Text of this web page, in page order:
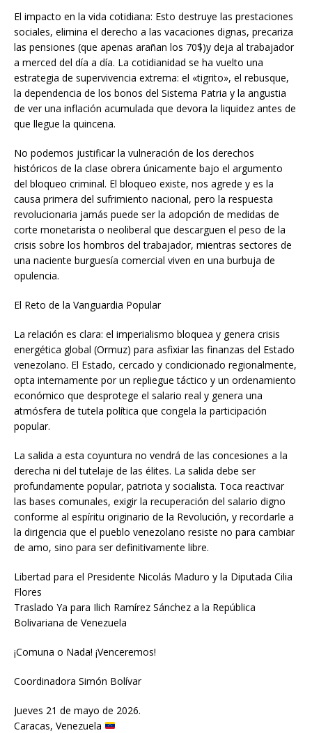
El impacto en la vida cotidiana: Esto destruye las prestaciones
sociales, elimina el derecho a las vacaciones dignas, precariza
las pensiones (que apenas arañan los 70$)y deja al trabajador
a merced del día a día. La cotidianidad se ha vuelto una
estrategia de supervivencia extrema: el «tigrito», el rebusque,
la dependencia de los bonos del Sistema Patria y la angustia
de ver una inflación acumulada que devora la liquidez antes de
que llegue la quincena.
No podemos justificar la vulneración de los derechos
históricos de la clase obrera únicamente bajo el argumento
del bloqueo criminal. El bloqueo existe, nos agrede y es la
causa primera del sufrimiento nacional, pero la respuesta
revolucionaria jamás puede ser la adopción de medidas de
corte monetarista o neoliberal que descarguen el peso de la
crisis sobre los hombros del trabajador, mientras sectores de
una naciente burguesía comercial viven en una burbuja de
opulencia.
El Reto de la Vanguardia Popular
La relación es clara: el imperialismo bloquea y genera crisis
energética global (Ormuz) para asfixiar las finanzas del Estado
venezolano. El Estado, cercado y condicionado regionalmente,
opta internamente por un repliegue táctico y un ordenamiento
económico que desprotege el salario real y genera una
atmósfera de tutela política que congela la participación
popular.
La salida a esta coyuntura no vendrá de las concesiones a la
derecha ni del tutelaje de las élites. La salida debe ser
profundamente popular, patriota y socialista. Toca reactivar
las bases comunales, exigir la recuperación del salario digno
conforme al espíritu originario de la Revolución, y recordarle a
la dirigencia que el pueblo venezolano resiste no para cambiar
de amo, sino para ser definitivamente libre.
Libertad para el Presidente Nicolás Maduro y la Diputada Cilia
Flores
Traslado Ya para Ilich Ramírez Sánchez a la República
Bolivariana de Venezuela
¡Comuna o Nada! ¡Venceremos!
Coordinadora Simón Bolívar
Jueves 21 de mayo de 2026.
Caracas, Venezuela